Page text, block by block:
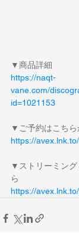
▼商品詳細
https://naqt-
vane.com/
id=1021153
▼ご予約はこちら
https://
▼ストリーミング
ら
https://